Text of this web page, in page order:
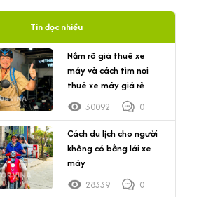
Tin đọc nhiều
Nắm rõ giá thuê xe
máy và cách tìm nơi
thuê xe máy giá rẻ
30092
0
Cách du lịch cho người
không có bằng lái xe
máy
28339
0